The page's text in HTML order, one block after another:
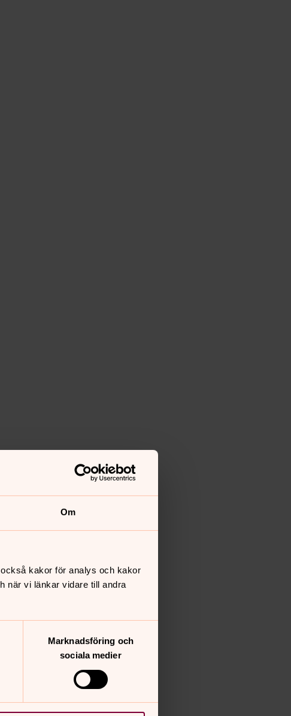
Om
kakor för analys och kakor
när vi länkar vidare till andra
Marknadsföring och
sociala medier
Jenny Hansson
av gavelfönster